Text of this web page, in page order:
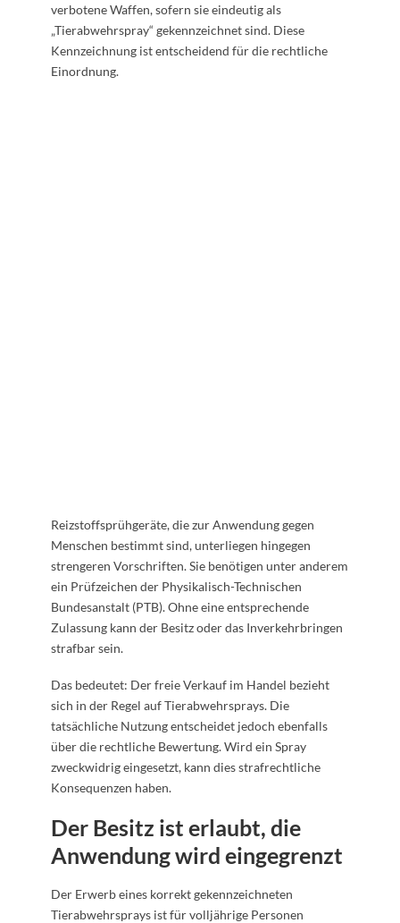
verbotene Waffen, sofern sie eindeutig als
„Tierabwehrspray“ gekennzeichnet sind. Diese
Kennzeichnung ist entscheidend für die rechtliche
Einordnung.
Reizstoffsprühgeräte, die zur Anwendung gegen
Menschen bestimmt sind, unterliegen hingegen
strengeren Vorschriften. Sie benötigen unter anderem
ein Prüfzeichen der Physikalisch-Technischen
Bundesanstalt (PTB). Ohne eine entsprechende
Zulassung kann der Besitz oder das Inverkehrbringen
strafbar sein.
Das bedeutet: Der freie Verkauf im Handel bezieht
sich in der Regel auf Tierabwehrsprays. Die
tatsächliche Nutzung entscheidet jedoch ebenfalls
über die rechtliche Bewertung. Wird ein Spray
zweckwidrig eingesetzt, kann dies strafrechtliche
Konsequenzen haben.
Der Besitz ist erlaubt, die
Anwendung wird eingegrenzt
Der Erwerb eines korrekt gekennzeichneten
Tierabwehrsprays ist für volljährige Personen